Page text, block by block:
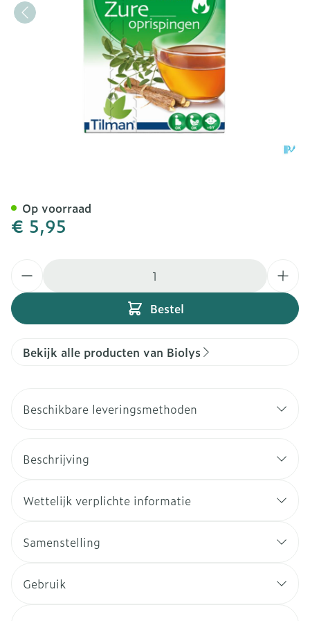
€ 5,95
Bestel
Op voorraad
Bekijk alle producten van Biolys
Beschikbare leveringsmethoden
Beschrijving
Wettelijk verplichte informatie
Samenstelling
Gebruik